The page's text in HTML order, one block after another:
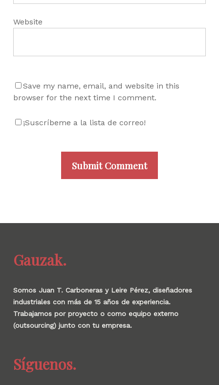
Website
Save my name, email, and website in this
browser for the next time I comment.
¡Suscríbeme a la lista de correo!
Gauzak.
Somos Juan T. Carboneras y Leire Pérez, diseñadores
industriales con más de 15 años de experiencia.
Trabajamos por proyecto o como equipo externo
(outsourcing) junto con tu empresa.
Síguenos.